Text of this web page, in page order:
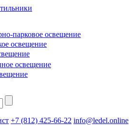
парковое освещение
освещение
освещение
+7 (812) 425-66-22 info@ledel.online